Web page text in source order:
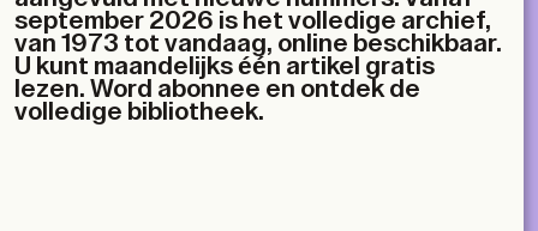
september 2026 is het volledige archief,
van 1973 tot vandaag, online beschikbaar.
U kunt maandelijks één artikel gratis
lezen. Word abonnee en ontdek de
volledige bibliotheek.